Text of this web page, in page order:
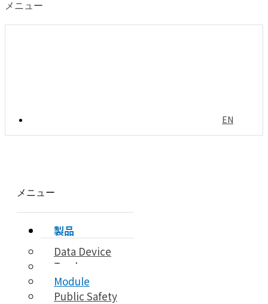
メニュー
EN
メニュー
製品
Data Device
Tracker
Module
Public Safety